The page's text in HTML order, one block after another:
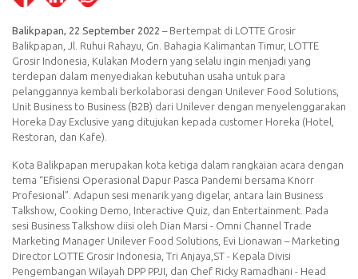
Balikpapan, 22 September 2022 – Bertempat di LOTTE Grosir
Balikpapan, Jl. Ruhui Rahayu, Gn. Bahagia Kalimantan Timur, LOTTE
Grosir Indonesia, Kulakan Modern yang selalu ingin menjadi yang
terdepan dalam menyediakan kebutuhan usaha untuk para
pelanggannya kembali berkolaborasi dengan Unilever Food Solutions,
Unit Business to Business (B2B) dari Unilever dengan menyelenggarakan
Horeka Day Exclusive yang ditujukan kepada customer Horeka (Hotel,
Restoran, dan Kafe).
Kota Balikpapan merupakan kota ketiga dalam rangkaian acara dengan
tema “Efisiensi Operasional Dapur Pasca Pandemi bersama Knorr
Profesional”. Adapun sesi menarik yang digelar, antara lain Business
Talkshow, Cooking Demo, Interactive Quiz, dan Entertainment. Pada
sesi Business Talkshow diisi oleh Dian Marsi - Omni Channel Trade
Marketing Manager Unilever Food Solutions, Evi Lionawan – Marketing
Director LOTTE Grosir Indonesia, Tri Anjaya,ST - Kepala Divisi
Pengembangan Wilayah DPP PPJI, dan Chef Ricky Ramadhani - Head